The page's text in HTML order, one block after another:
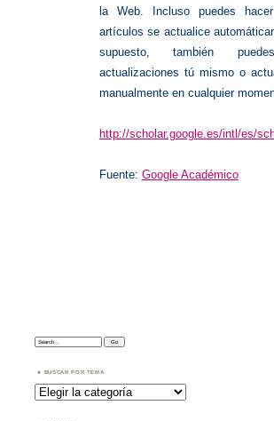
la Web. Incluso puedes
artículos se actualice
supuesto, también
actualizaciones tú mismo o
manualmente en cualquier
http://scholar.google.es/intl/es/
Fuente: Google Académico
Search:
BUSCAR POR TEMA
Buscar
por
Tema